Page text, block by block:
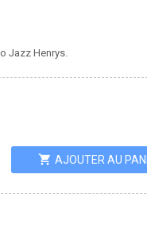
Jazz Henrys.
shopping_cart AJOUTER AU